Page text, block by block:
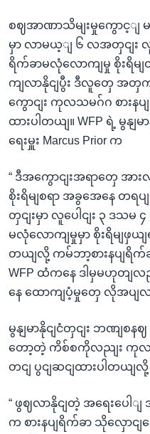
စဈအာဏာသိမျးမှုကွောင့ျ မ
မှာ လာမယ့ျ ၆ လအတှငျး လူပ
ရိက်ခာမလုံလောကျမှု စိုးရိ
ကျလာနိုငျပွီး ဒီလူတှေ အတှ
ကွောငျး ကုလသမဂ်ဂ စားန
ထားပါတယျ။ WFP ရဲ့ မွနျ
ရေးမှူး Marcus Prior က
“ ဒီအကွောငျးအရာတှေ အာ
စိုးရိမျစရာ အခွအေနေ တရ
တှငျးမှာ လူပေါငျး ၃ ဒသမ
မလုံလောကျမှုမှာ စိုးရိမျဖှယ
တယျလို့ ကမ်ဘာ့စားနပျရိက်ခ
WFP ထံကနေ ဒါမှမဟုတျ
နေ ထောကျပံ့မှုတှေ လိုအပျလာ
မွနျမာနိုငျငံတှငျး ဘဏျစန
တော့တဲ့ ကိစ်စကိုလညျး ကုလ
တငျ ပွငျဆငျထားပါတယျ
“ ဖွဈလာနိုငျတဲ့ အရေးပေါ
က စားနပျရိက်ခာ သိုလှောငျ